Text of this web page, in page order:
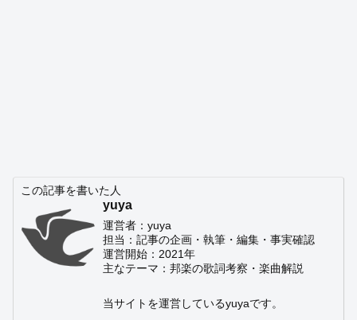
この記事を書いた人
yuya
運営者：yuya
担当：記事の企画・執筆・編集・事実確認
運営開始：2021年
主なテーマ：邦楽の歌詞考察・楽曲解説
当サイトを運営しているyuyaです。